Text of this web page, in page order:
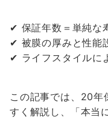
✔ 保証年数＝単純な
✔ 被膜の厚みと性能
✔ ライフスタイルに
この記事では、20
すく解説し、「本当